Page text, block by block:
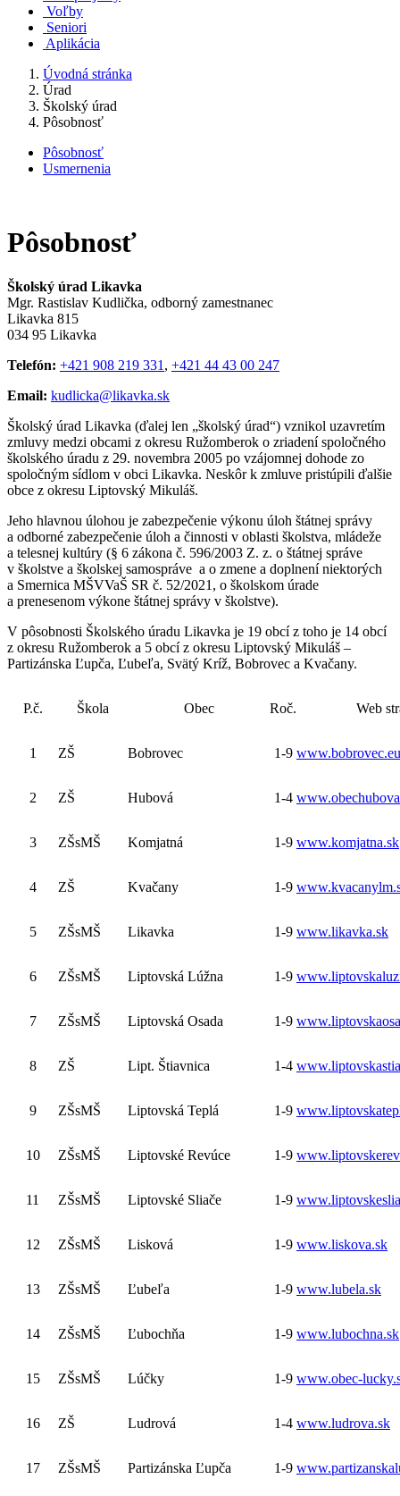
Voľby
Seniori
Aplikácia
Úvodná stránka
Úrad
Školský úrad
Pôsobnosť
Pôsobnosť
Usmernenia
Pôsobnosť
Školský úrad Likavka
Mgr. Rastislav Kudlička, odborný zamestnanec
Likavka 815
034 95 Likavka
Telefón: +421 908 219 331 , +421 44 43 00 247
Email: kudlicka@likavka.sk
Školský úrad Likavka (ďalej len „školský úrad“) vznikol uzavretím
zmluvy medzi obcami z okresu Ružomberok o zriadení spoločného
školského úradu z 29. novembra 2005 po vzájomnej dohode zo
spoločným sídlom v obci Likavka. Neskôr k zmluve pristúpili ďalšie
obce z okresu Liptovský Mikuláš.
Jeho hlavnou úlohou je zabezpečenie výkonu úloh štátnej správy
a odborné zabezpečenie úloh a činnosti v oblasti školstva, mládeže
a telesnej kultúry (§ 6 zákona č. 596/2003 Z. z. o štátnej správe
v školstve a školskej samospráve a o zmene a doplnení niektorých
a Smernica MŠVVaŠ SR č. 52/2021, o školskom úrade
a prenesenom výkone štátnej správy v školstve).
V pôsobnosti Školského úradu Likavka je 19 obcí z toho je 14 obcí
z okresu Ružomberok a 5 obcí z okresu Liptovský Mikuláš –
Partizánska Ľupča, Ľubeľa, Svätý Kríž, Bobrovec a Kvačany.
P.č. Škola Obec Roč. Web
1 ZŠ Bobrovec 1-9 www.bobrovec.eu
2 ZŠ Hubová 1-4
3 ZŠsMŠ Komjatná 1-9 www.komjatna.sk
4 ZŠ Kvačany 1-9
5 ZŠsMŠ Likavka 1-9 www.likavka.sk
6 ZŠsMŠ Liptovská Lúžna 1-9
7 ZŠsMŠ Liptovská Osada 1-9
8 ZŠ Lipt. Štiavnica 1-4
9 ZŠsMŠ Liptovská Teplá 1-9
10 ZŠsMŠ Liptovské Revúce 1-9
11 ZŠsMŠ Liptovské Sliače 1-9
12 ZŠsMŠ Lisková 1-9 www.liskova.sk
13 ZŠsMŠ Ľubeľa 1-9 www.lubela.sk
14 ZŠsMŠ Ľubochňa 1-9 www.lubochna.sk
15 ZŠsMŠ Lúčky 1-9 www.obec-
16 ZŠ Ludrová 1-4 www.ludrova.sk
17 ZŠsMŠ Partizánska Ľupča 1-9